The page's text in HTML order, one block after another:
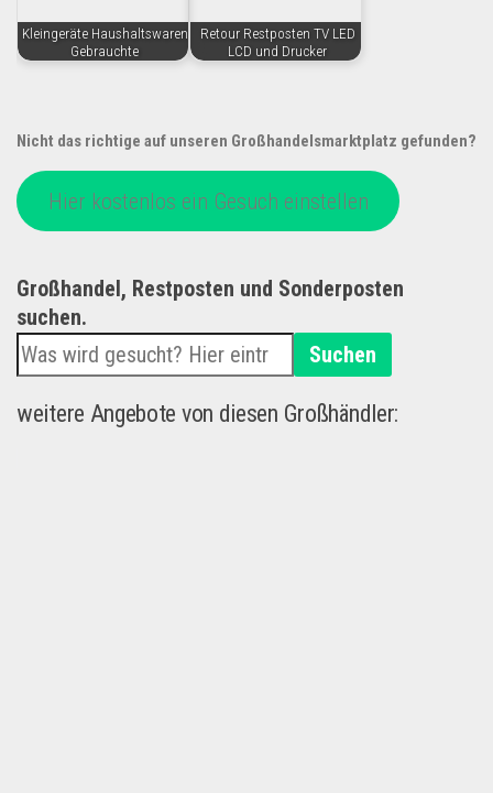
Kleingeräte Haushaltswaren
Gebrauchte
Retour Restposten TV LED
LCD und Drucker
Nicht das richtige auf unseren Großhandelsmarktplatz gefunden?
Hier kostenlos ein Gesuch einstellen
Großhandel, Restposten und Sonderposten
suchen.
Suchen
weitere Angebote von diesen Großhändler: